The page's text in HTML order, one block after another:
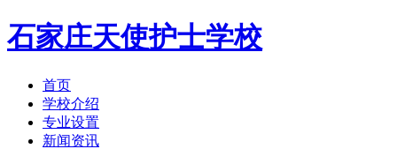
石家庄天使护士学校
首页
学校介绍
专业设置
新闻资讯